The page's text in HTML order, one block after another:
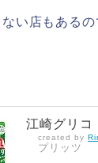
い店もある
江崎グリコ
created by
プリッツ